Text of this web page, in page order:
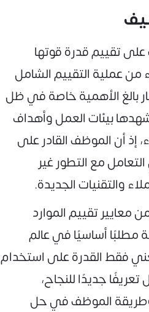
تقييم قدرة قوتها
من عملية التقييم الشامل
بالغ الأهمية خاصة في ظل
بيئات العمل وأهداف
إذ أن الموظف القادر على
مع التطور غير
والتقنيات الجديدة.
معايير تقييم الموارد
مطلبًا أساسيًا في عالم
فقط القدرة على استخدام
جديدًا للنجاح،
الموظف في حل